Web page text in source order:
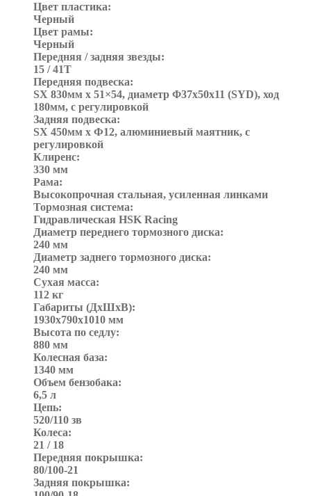
Цвет пластика:
Черный
Цвет рамы:
Черный
Передняя / задняя звезды:
15 / 41T
Передняя подвеска:
SX 830мм x 51×54, диаметр Φ37x50x11 (SYD), ход
180мм, с регулировкой
Задняя подвеска:
SX 450мм x Ф12, алюминиевый маятник, с
регулировкой
Клиренс:
330 мм
Рама:
Высокопрочная стальная, усиленная линками
Тормозная система:
Гидравлическая HSK Racing
Диаметр переднего тормозного диска:
240 мм
Диаметр заднего тормозного диска:
240 мм
Сухая масса:
112 кг
Габариты (ДхШхВ):
1930х790х1010 мм
Высота по седлу:
880 мм
Колесная база:
1340 мм
Объем бензобака:
6,5 л
Цепь:
520/110 зв
Колеса:
21 / 18
Передняя покрышка:
80/100-21
Задняя покрышка: